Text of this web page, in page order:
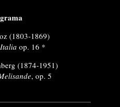
(1803-1869)
op. 16 *
(1874-1951)
, op. 5